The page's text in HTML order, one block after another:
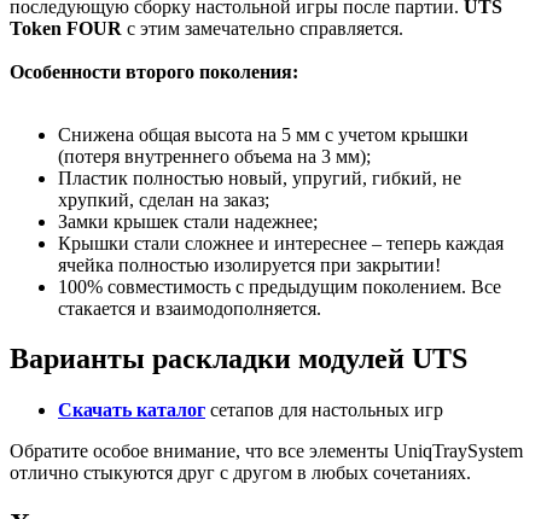
последующую сборку настольной игры после партии. UTS
Token FOUR с этим замечательно справляется.
Особенности второго поколения:
Снижена общая высота на 5 мм с учетом крышки
(потеря внутреннего объема на 3 мм);
Пластик полностью новый, упругий, гибкий, не
хрупкий, сделан на заказ;
Замки крышек стали надежнее;
Крышки стали сложнее и интереснее – теперь каждая
ячейка полностью изолируется при закрытии!
100% совместимость с предыдущим поколением. Все
стакается и взаимодополняется.
Варианты раскладки модулей UTS
Скачать каталог сетапов для настольных игр
Обратите особое внимание, что все элементы UniqTraySystem
отлично стыкуются друг с другом в любых сочетаниях.